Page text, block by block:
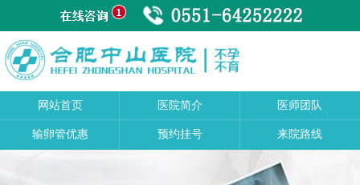
网站首页 医院简介 医师团队
输卵管优惠 预约挂号 来院路线